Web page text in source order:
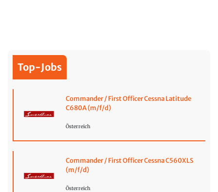
Top-Jobs
Commander / First Officer Cessna Latitude
C680A (m/f/d)
Österreich
Commander / First Officer Cessna C560XLS
(m/f/d)
Österreich